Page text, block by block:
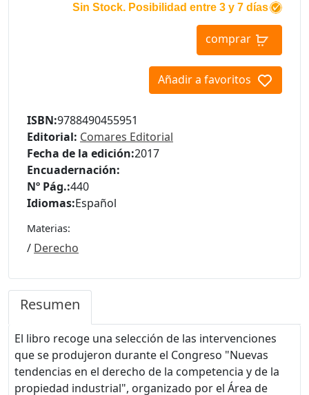
Sin Stock. Posibilidad entre 3 y 7 días
comprar
Añadir a favoritos
ISBN:9788490455951
Editorial: Comares Editorial
Fecha de la edición:2017
Encuadernación:
Nº Pág.:440
Idiomas:Español
Materias:
/ Derecho
Resumen
El libro recoge una selección de las intervenciones
que se produjeron durante el Congreso "Nuevas
tendencias en el derecho de la competencia y de la
propiedad industrial", organizado por el Área de